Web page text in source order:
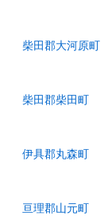
柴田郡大河原町
柴田郡柴田町
伊具郡丸森町
亘理郡山元町